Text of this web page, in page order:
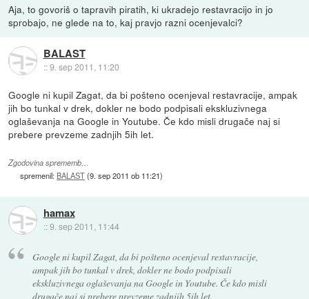
Aja, to govoriš o tapravih piratih, ki ukradejo restavracijo in jo
sprobajo, ne glede na to, kaj pravjo razni ocenjevalci?
BALAST
::9. sep 2011, 11:20
Google ni kupil Zagat, da bi pošteno ocenjeval restavracije, ampak
jih bo tunkal v drek, dokler ne bodo podpisali ekskluzivnega
oglaševanja na Google in Youtube. Če kdo misli drugače naj si
prebere prevzeme zadnjih 5ih let.
Zgodovina sprememb…
spremenil: BALAST(9. sep 2011 ob 11:21)
hamax
::9. sep 2011, 11:44
Google ni kupil Zagat, da bi pošteno ocenjeval restavracije,
ampak jih bo tunkal v drek, dokler ne bodo podpisali
ekskluzivnega oglaševanja na Google in Youtube. Če kdo misli
drugače naj si prebere prevzeme zadnjih 5ih let.